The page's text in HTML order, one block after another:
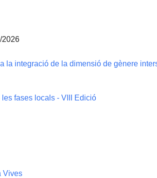
2026
la integració de la dimensió de gènere
fases locals - VIII Edició
Vives